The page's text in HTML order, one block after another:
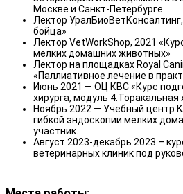
Москве и Санкт-Петербурге.
Лектор
бойца»
Лектор VetWorkShop, 2021
мелких домашних животных»
Лектор на площадках Royal
«Паллиативное лечение в
Июнь 2021 — ОЦ КВС «Курс
хирурга, модуль 4.Торакальная
Ноябрь 2022 — Учебный центр
гибкой эндоскопии мелких
участник.
Август 2023-декабрь 2023 –
ветеринарных клиник под